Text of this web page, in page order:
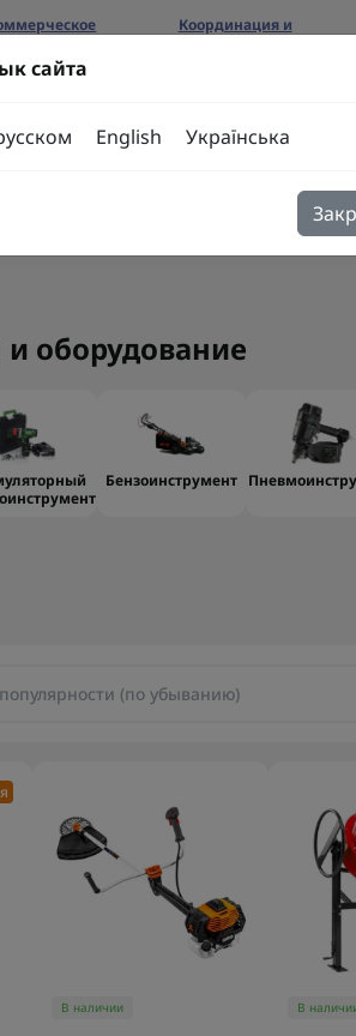
Координация и
сайта
English Українська
оборудование
Бензоинструмент
В наличии В